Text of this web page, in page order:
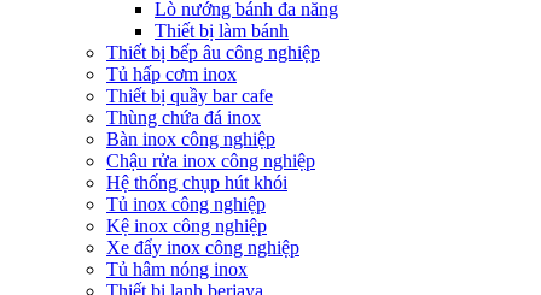
Lò nướng bánh đa năng
Thiết bị làm bánh
Thiết bị bếp âu công nghiệp
Tủ hấp cơm inox
Thiết bị quầy bar cafe
Thùng chứa đá inox
Bàn inox công nghiệp
Chậu rửa inox công nghiệp
Hệ thống chụp hút khói
Tủ inox công nghiệp
Kệ inox công nghiệp
Xe đẩy inox công nghiệp
Tủ hâm nóng inox
Thiết bị lạnh berjaya